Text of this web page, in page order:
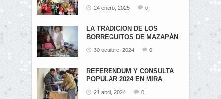
24 enero, 2025 0
LA TRADICIÓN DE LOS
BORREGUITOS DE MAZAPÁN
30 octubre, 2024 0
REFERENDUM Y CONSULTA
POPULAR 2024 EN MIRA
21 abril, 2024 0